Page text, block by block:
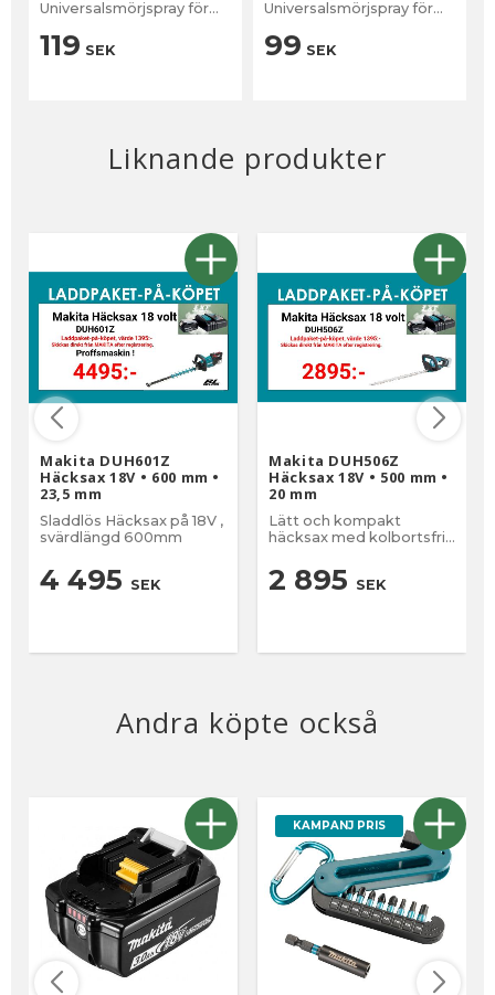
Universalsmörjspray för
gäller att lösa upp, smörja.
119 SEK
Universalsmörjspray för
gäller att lösa upp, smörja.
99 SEK
Liknande produkter
Makita DUH601Z
Häcksax 18V • 600 mm •
23,5 mm
Sladdlös Häcksax på 18V ,
svärdlängd 600mm
4 495 SEK
Makita DUH506Z
Häcksax 18V • 500 mm •
20 mm
Lätt och kompakt
häcksax med kolbortsfri
500mm
2 895 SEK
Andra köpte också
KAMPANJ PRIS